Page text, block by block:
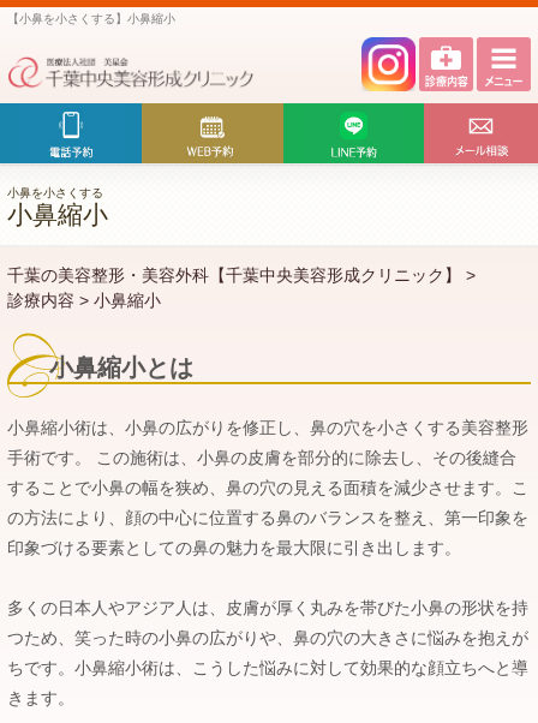
【小鼻を小さくする】小鼻縮小
小鼻を小さくする
小鼻縮小
千葉の美容整形・美容外科【千葉中央美容形成クリニック】
>
診療内容 > 小鼻縮小
小鼻縮小とは
小鼻縮小術は、小鼻の広がりを修正し、鼻の穴を小さくする美容整形
手術です。 この施術は、小鼻の皮膚を部分的に除去し、その後縫合
することで小鼻の幅を狭め、鼻の穴の見える面積を減少させます。こ
の方法により、顔の中心に位置する鼻のバランスを整え、第一印象を
印象づける要素としての鼻の魅力を最大限に引き出します。
多くの日本人やアジア人は、皮膚が厚く丸みを帯びた小鼻の形状を持
つため、笑った時の小鼻の広がりや、鼻の穴の大きさに悩みを抱えが
ちです。小鼻縮小術は、こうした悩みに対して効果的な顔立ちへと導
きます。